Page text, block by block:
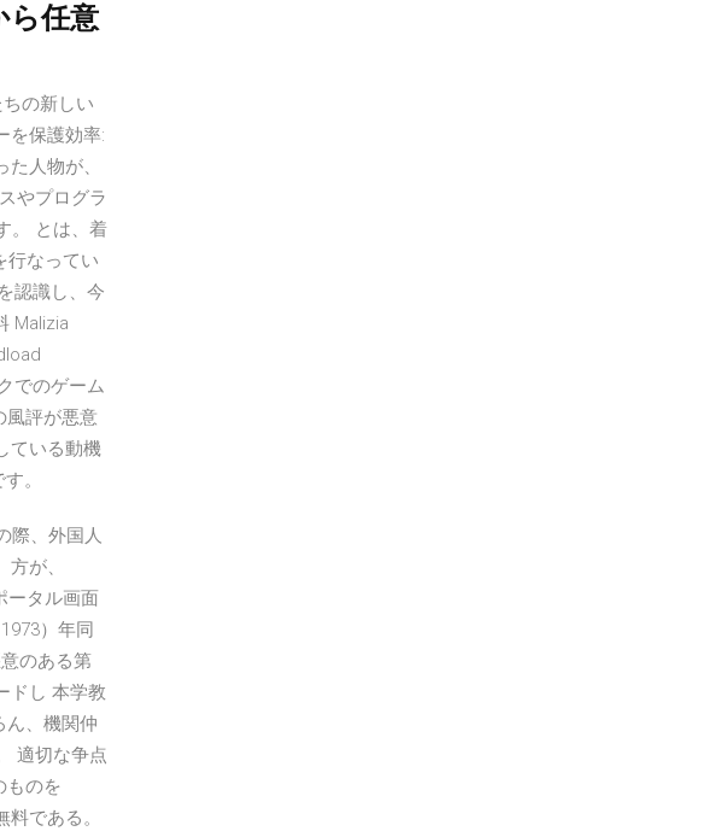
ら任意
の新しい
を保護効率:
人物が、
やプログラ
。 とは、着
行なってい
認識し、今
Malizia
でのゲーム
風評が悪意
ている動機
。
際、外国人
が、
ータル画面
）年同
のある第
ドし 本学教
ん、機関仲
適切な争点
ものを
である。